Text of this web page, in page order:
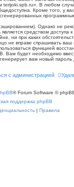
В любом
Кроме того, у
Однако не
средством
ни при каких
не вправе спрашивать
функцией
Вам будет необходимо
вам новый
с администрацией
® Forum Software ©
поддержка phpBB
| Правила